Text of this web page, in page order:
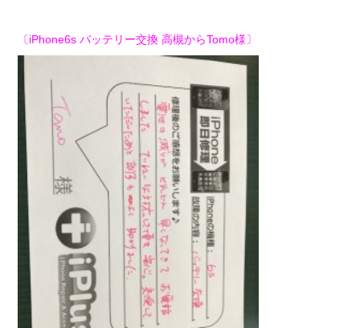
〔iPhone6s バッテリー交換 高槻からTomo様〕